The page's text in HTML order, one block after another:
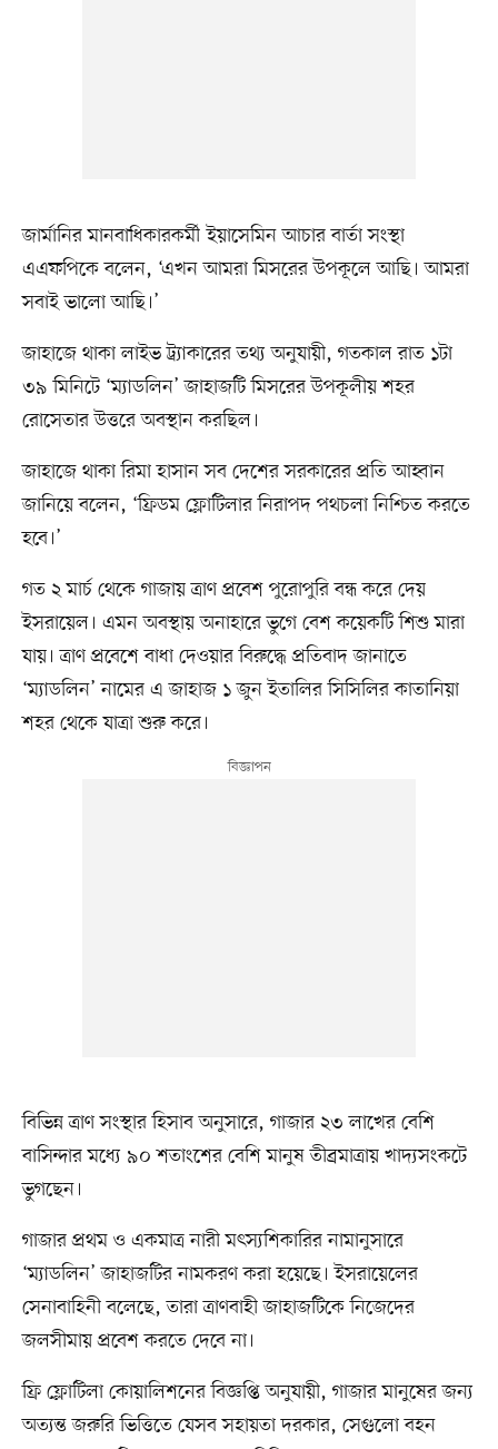
জার্মানির মানবাধিকারকর্মী ইয়াসেমিন আচার বার্তা সংস্থা
এএফপিকে বলেন, ‘এখন আমরা মিসরের উপকূলে আছি। আমরা
সবাই ভালো আছি।’
জাহাজে থাকা লাইভ ট্র্যাকারের তথ্য অনুযায়ী, গতকাল রাত ১টা
৩৯ মিনিটে ‘ম্যাডলিন’ জাহাজটি মিসরের উপকূলীয় শহর
রোসেতার উত্তরে অবস্থান করছিল।
জাহাজে থাকা রিমা হাসান সব দেশের সরকারের প্রতি আহ্বান
জানিয়ে বলেন, ‘ফ্রিডম ফ্লোটিলার নিরাপদ পথচলা নিশ্চিত করতে
হবে।’
গত ২ মার্চ থেকে গাজায় ত্রাণ প্রবেশ পুরোপুরি বন্ধ করে দেয়
ইসরায়েল। এমন অবস্থায় অনাহারে ভুগে বেশ কয়েকটি শিশু মারা
যায়। ত্রাণ প্রবেশে বাধা দেওয়ার বিরুদ্ধে প্রতিবাদ জানাতে
‘ম্যাডলিন’ নামের এ জাহাজ ১ জুন ইতালির সিসিলির কাতানিয়া
শহর থেকে যাত্রা শুরু করে।
বিভিন্ন ত্রাণ সংস্থার হিসাব অনুসারে, গাজার ২৩ লাখের বেশি
বাসিন্দার মধ্যে ৯০ শতাংশের বেশি মানুষ তীব্রমাত্রায় খাদ্যসংকটে
ভুগছেন।
গাজার প্রথম ও একমাত্র নারী মৎস্যশিকারির নামানুসারে
‘ম্যাডলিন’ জাহাজটির নামকরণ করা হয়েছে। ইসরায়েলের
সেনাবাহিনী বলেছে, তারা ত্রাণবাহী জাহাজটিকে নিজেদের
জলসীমায় প্রবেশ করতে দেবে না।
ফ্রি ফ্লোটিলা কোয়ালিশনের বিজ্ঞপ্তি অনুযায়ী, গাজার মানুষের জন্য
অত্যন্ত জরুরি ভিত্তিতে যেসব সহায়তা দরকার, সেগুলো বহন